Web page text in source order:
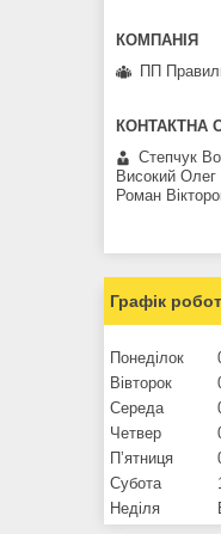
ПП
Степчук
Високий Олег
Роман
Графік
Понеділок
Вівторок
Середа
Четвер
Пʼятниця
Субота
Неділя